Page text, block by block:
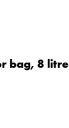
bag, 8 litre